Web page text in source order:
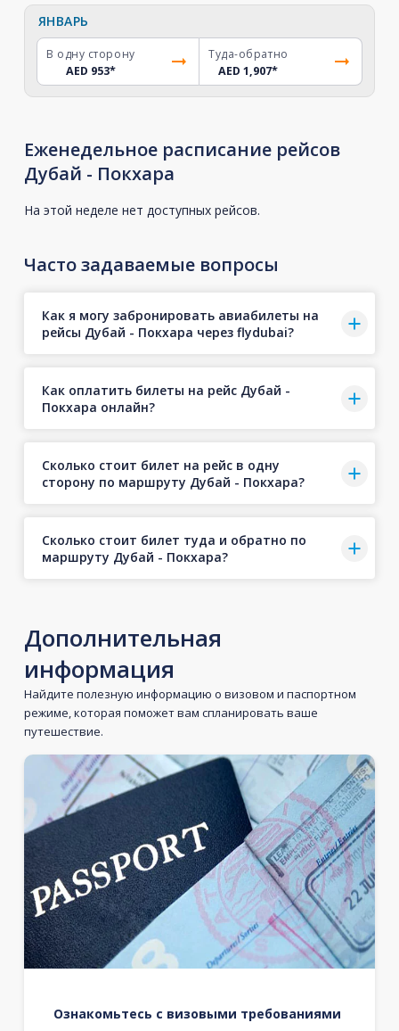
ЯНВАРЬ
В одну сторону
AED 953*
Туда-обратно
AED 1,907*
Еженедельное расписание рейсов
Дубай - Покхара
На этой неделе нет доступных рейсов.
Часто задаваемые вопросы
Как я могу забронировать авиабилеты на
рейсы Дубай - Покхара через flydubai?
Как оплатить билеты на рейс Дубай -
Покхара онлайн?
Сколько стоит билет на рейс в одну
сторону по маршруту Дубай - Покхара?
Сколько стоит билет туда и обратно по
маршруту Дубай - Покхара?
Дополнительная
информация
Найдите полезную информацию о визовом и паспортном
режиме, которая поможет вам спланировать ваше
путешествие.
Ознакомьтесь с визовыми требованиями